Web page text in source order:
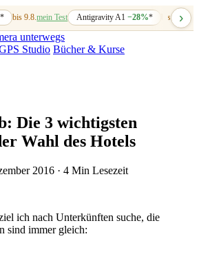
* bis 9.8.mein Test Antigravity A1 −28%* bis 7.8.
›
unterwegs
Studio Bücher & Kurse
Die 3 wichtigsten
Wahl des Hotels
2016 · 4 Min Lesezeit
ich nach Unterkünften suche, die
sind immer gleich: